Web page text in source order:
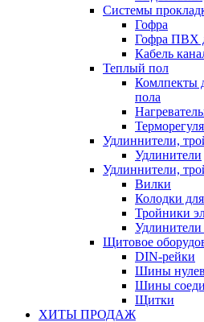
Системы
Гофра
Гофра ПВХ
Кабель
Теплый пол
Комлпекты
пола
Удлиннители,
Удлинители
Удлиннители,
Вилки
Колодки
Тройники
Удлинители
Щитовое
DIN-рейки
Шины
Шины
Щитки
ХИТЫ ПРОДАЖ